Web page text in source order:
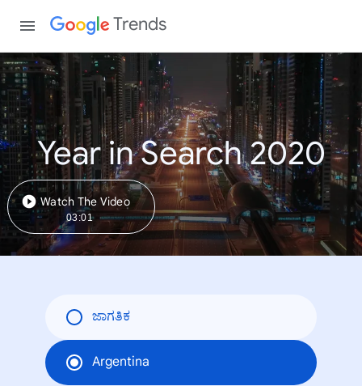
Trends
Year in Search 2020
Watch The Video
03:01
ಜಾಗತಿಕ
Argentina